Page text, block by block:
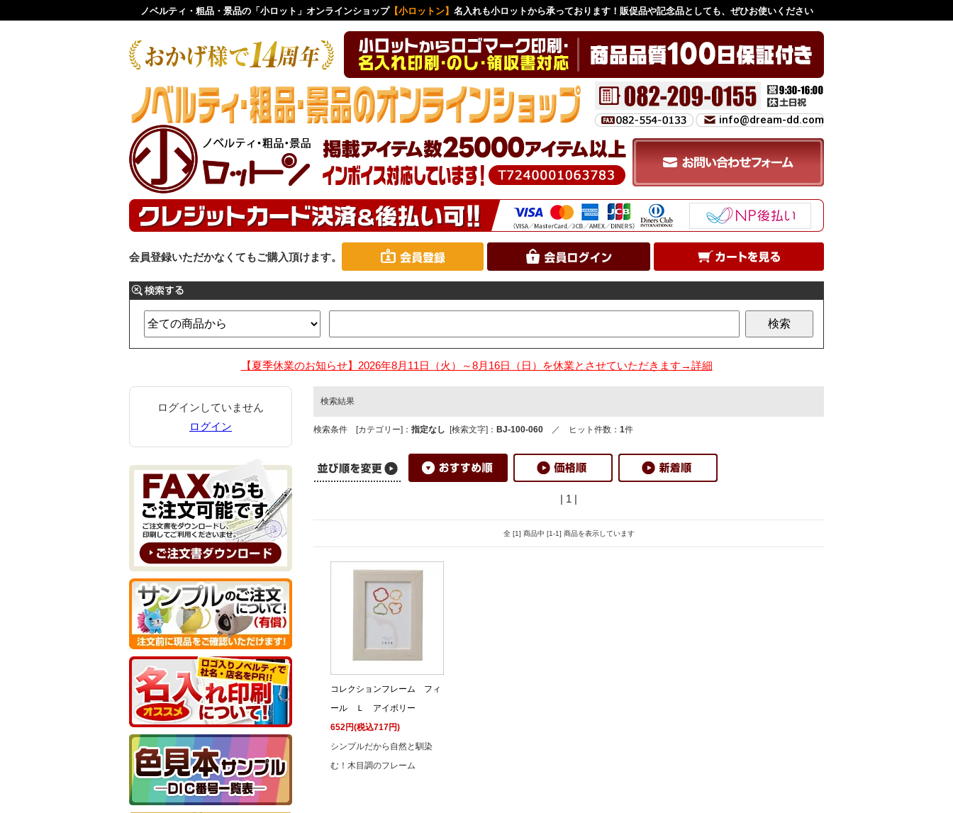
ノベルティ・粗品・景品の「小ロット」オンラインショップ【小ロットン】 名入れも小ロットから承っております！販促品や記念品としても、ぜひお使いください
info@dream-dd.com
会員登録いただかなくてもご購入頂けます。
【夏季休業のお知らせ】2026年8月11日（火）～8月16日（日）を休業とさせていただきます→詳細
ログインしていません
ログイン
検索結果
検索条件 [カテゴリー]： 指定なし [検索文字]： BJ-100-060 ／ ヒット件数： 1件
| 1 |
全 [1] 商品中 [1-1] 商品を表示しています
コレクションフレーム フィ
ール Ｌ アイボリー
652円(税込717円)
シンプルだから自然と馴染
む！木目調のフレーム